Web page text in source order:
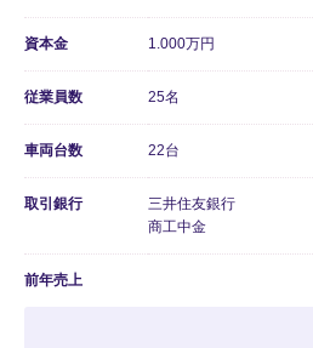
資本金 1.000万円
従業員数 25名
車両台数 22台
取引銀行
三井住友銀行
商工中金
前年売上